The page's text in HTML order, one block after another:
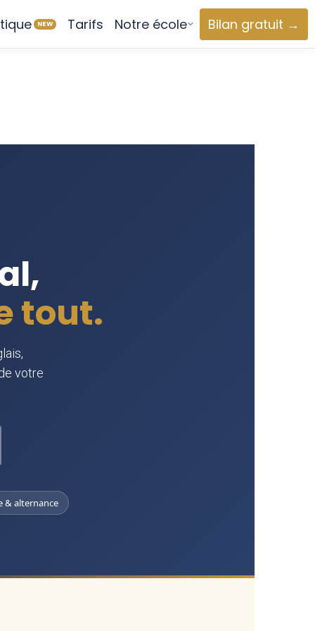
NEW Tarifs Notre école Bilan gratuit →
tout.
votre
& alternance